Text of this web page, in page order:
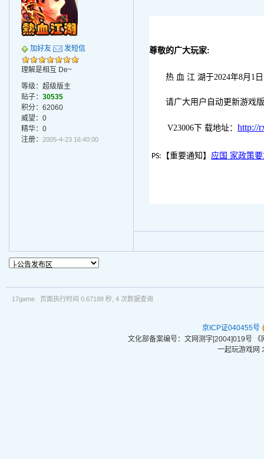
加好友 发短信
理解是相互 De~
等级：超级版主
贴子： 30535
积分：62060
威望：0
精华：0
注册： 2005-4-23 16:40:00
尊敬的广大玩家:
热 血 江 湖于2024年8月1
请广大用户自动更新游戏版
V23006下 载地址：http://
PS: 【重要通知】 应国 家政策
17game 页面执行时间 0.67188 秒, 4 次数据查询
京ICP证040455号
文化部备案编号：文网测字[2004]019号
一起玩游戏网